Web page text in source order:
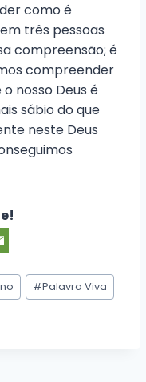
como é
três pessoas
compreensão; é
compreender
nosso Deus é
sábio do que
neste Deus
#Palavra Viva